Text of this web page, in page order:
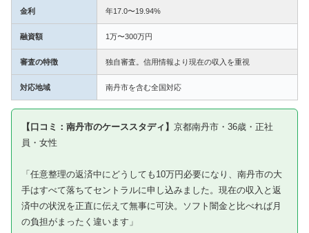
金利 年17.0〜19.94%
融資額 1万〜300万円
審査の特徴 独自審査。信用情報より現在の収入を重視
対応地域 南丹市を含む全国対応
【口コミ：南丹市のケーススタディ】 京都南丹市・36歳・正社
員・女性
「任意整理の返済中にどうしても10万円必要になり、南丹市の大
手はすべて落ちてセントラルに申し込みました。現在の収入と返
済中の状況を正直に伝えて無事に可決。ソフト闇金と比べれば月
の負担がまったく違います」